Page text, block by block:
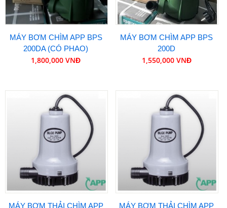
MÁY BƠM CHÌM APP BPS
200DA (CÓ PHAO)
1,800,000 VNĐ
MÁY BƠM CHÌM APP BPS
200D
1,550,000 VNĐ
MÁY BƠM THẢI CHÌM APP
MÁY BƠM THẢI CHÌM APP